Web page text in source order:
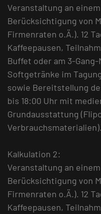
Veranstaltung an
Berücksichtigung von
Firmenraten o.Ä.). 12
Kaffeepausen,
Buffet oder am 3-
Softgetränke im
sowie Bereitstellung
bis 18:00 Uhr mit
Grundausstattung
Verbrauchsmaterialien).
Kalkulation 2:
Veranstaltung an
Berücksichtigung von
Firmenraten o.Ä.). 12
Kaffeepausen,